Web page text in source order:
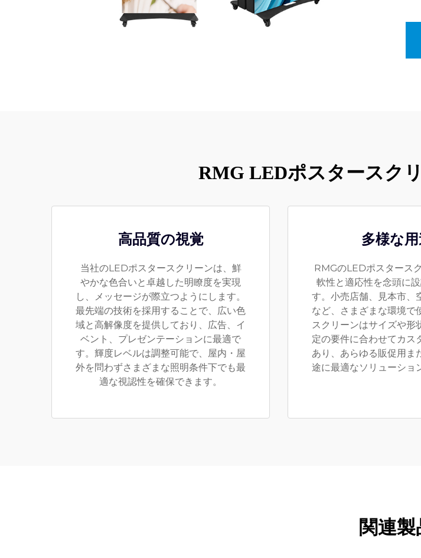
RMG LEDポスタースク
高品質の視覚
当社のLEDポスタースクリーンは、鮮
やかな色合いと卓越した明瞭度を実現
し、メッセージが際立つようにします。
最先端の技術を採用することで、広い色
域と高解像度を提供しており、広告、イ
ベント、プレゼンテーションに最適で
す。輝度レベルは調整可能で、屋内・屋
外を問わずさまざまな照明条件下でも最
適な視認性を確保できます。
多様な
RMGのLEDポスタース
軟性と適応性を念頭に
す。小売店舗、見本市、
など、さまざまな環境で
スクリーンはサイズや形
定の要件に合わせてカス
あり、あらゆる販促用ま
途に最適なソリューショ
関連製